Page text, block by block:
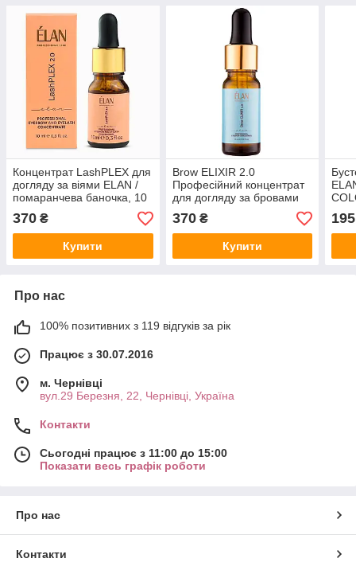
Концентрат LashPLEX для
догляду за віями ELAN /
помаранчева баночка, 10
мл (еліксир) (версія 2.0)
370 ₴
Купити
Brow ELIXIR 2.0
Професійний концентрат
для догляду за бровами
ELAN / 10 мл
370₴
Купити
/ 07
195
Про нас
100% позитивних з 119 відгуків за рік
Працює з 30.07.2016
м. Чернівці
вул.29 Березня, 22, Чернівці, Україна
Контакти
Сьогодні працює з 11:00 до 15:00
Показати весь графік роботи
Про нас
Контакти